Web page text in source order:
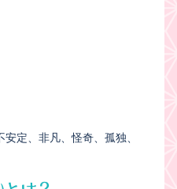
安定 非凡 怪奇
孤独